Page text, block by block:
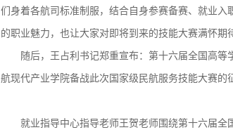
们身着各航司标准制服，结合自身参赛备赛、就业
的职业魅力，也让大家对即将到来的技能大赛满怀期
随后，王占利书记郑重宣布：第十六届全国高
航现代产业学院备战此次国家级民航服务技能大赛的
就业指导中心指导老师王贺老师 围绕第十六届全